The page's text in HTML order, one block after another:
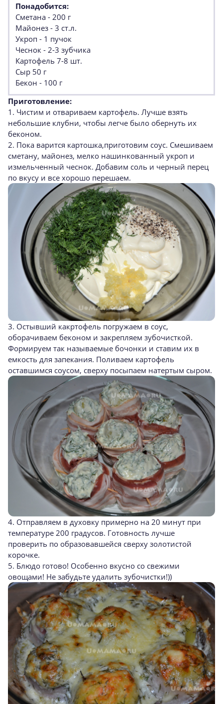
Понадобится:
Сметана - 200 г
Майонез - 3 ст.л.
Укроп - 1 пучок
Чеснок - 2-3 зубчика
Картофель 7-8 шт.
Сыр 50 г
Бекон - 100 г
Приготовление:
1. Чистим и отвариваем картофель. Лучше взять
небольшие клубни, чтобы легче было обернуть их
беконом.
2. Пока варится картошка,приготовим соус. Смешиваем
сметану, майонез, мелко нашинкованный укроп и
измельченный чеснок. Добавим соль и черный перец
по вкусу и все хорошо перешаем.
3. Остывший какртофель погружаем в соус,
оборачиваем беконом и закрепляем зубочисткой.
Формируем так называемые бочонки и ставим их в
емкость для запекания. Поливаем картофель
оставшимся соусом, сверху посыпаем натертым сыром.
4. Отправляем в духовку примерно на 20 минут при
температуре 200 градусов. Готовность лучше
проверить по образовавшейся сверху золотистой
корочке.
5. Блюдо готово! Особенно вкусно со свежими
овощами! Не забудьте удалить зубочистки!))